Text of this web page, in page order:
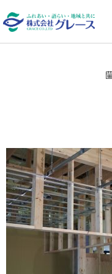
ホーム 最新情報